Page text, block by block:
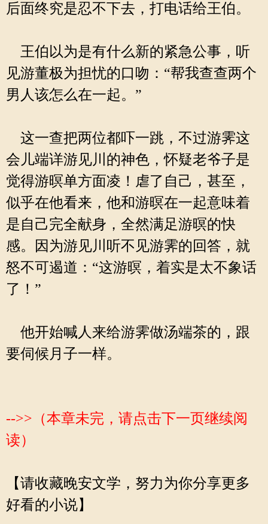
后面终究是忍不下去，打电话给王伯。
王伯以为是有什么新的紧急公事，听
见游董极为担忧的口吻：“帮我查查两个
男人该怎么在一起。”
这一查把两位都吓一跳，不过游霁这
会儿端详游见川的神色，怀疑老爷子是
觉得游暝单方面凌！虐了自己，甚至，
似乎在他看来，他和游暝在一起意味着
是自己完全献身，全然满足游暝的快
感。因为游见川听不见游霁的回答，就
怒不可遏道：“这游暝，着实是太不象话
了！”
他开始喊人来给游霁做汤端茶的，跟
要伺候月子一样。
-->>（本章未完，请点击下一页继续阅
读）
【请收藏晚安文学，努力为你分享更多
好看的小说】